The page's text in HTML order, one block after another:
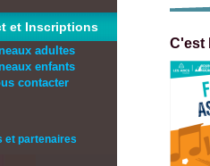
et Inscriptions
adultes
enfants
contacter
et partenaires
C'est